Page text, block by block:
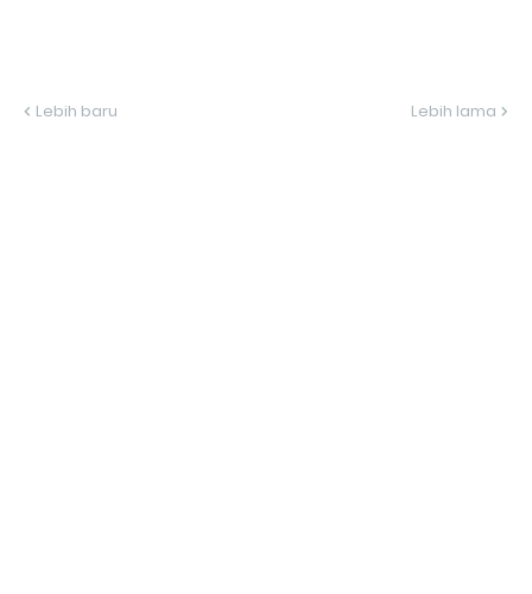
Lebih baru Lebih lama